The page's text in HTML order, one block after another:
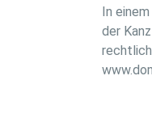
In
der